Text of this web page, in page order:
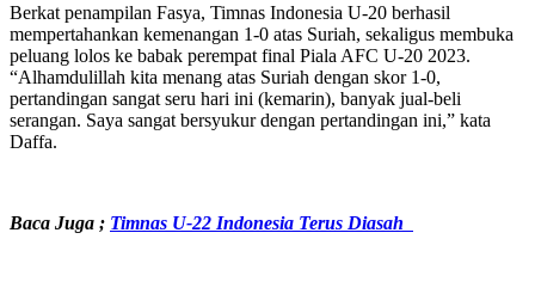
Berkat penampilan Fasya, Timnas Indonesia U-20 berhasil
mempertahankan kemenangan 1-0 atas Suriah, sekaligus membuka
peluang lolos ke babak perempat final Piala AFC U-20 2023.
“Alhamdulillah kita menang atas Suriah dengan skor 1-0,
pertandingan sangat seru hari ini (kemarin), banyak jual-beli
serangan. Saya sangat bersyukur dengan pertandingan ini,” kata
Daffa.
Baca Juga ; Timnas U-22 Indonesia Terus Diasah